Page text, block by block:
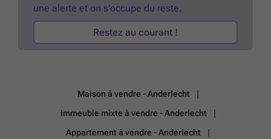
une alerte et on s'occupe du reste.
Restez au courant !
Maison à vendre - Anderlecht
Immeuble mixte à vendre - Anderlecht
Appartement à vendre - Anderlecht